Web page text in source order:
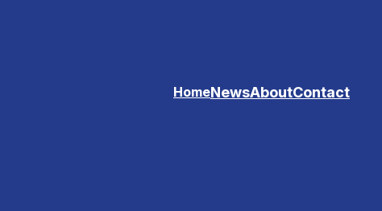
HomeNewsAboutContact